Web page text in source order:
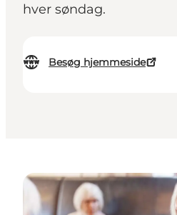
hver søndag.
Besøg hjemmeside